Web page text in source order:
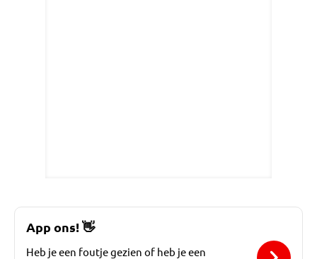
App ons!👋
Heb je een foutje gezien of heb je een